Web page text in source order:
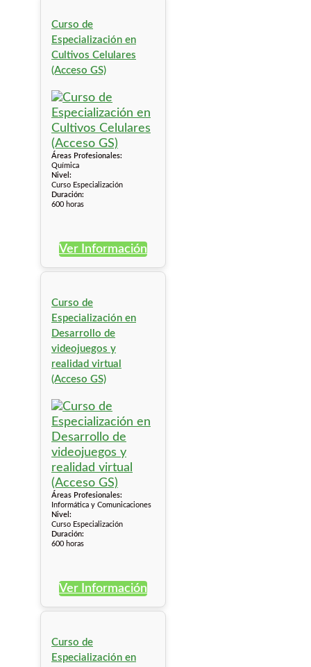
Curso de
Especialización en
Cultivos Celulares
(Acceso GS)
Áreas Profesionales:
Química
Nivel:
Curso Especialización
Duración:
600 horas
Ver Información
Curso de
Especialización en
Desarrollo de
videojuegos y
realidad virtual
(Acceso GS)
Áreas Profesionales:
Informática y Comunicaciones
Nivel:
Curso Especialización
Duración:
600 horas
Ver Información
Curso de
Especialización en